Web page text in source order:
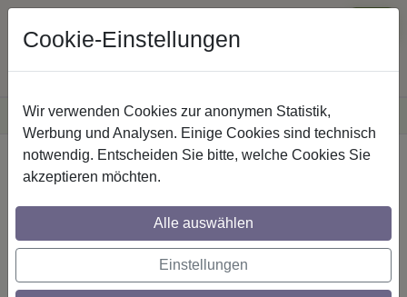
VersandkostenfreieLieferung innerhalb Deutschlands
Sichere Zahlung
Startseite Innenlaufstangen Aluminium / Metall
Gardinenstangen mit Innenlauf aus
Aluminium / Metall in 20 mm Ø, 1-läufig,
Modell SONIUS - Savio Weiß / Schwarz
Cookie-Einstellungen
Wir verwenden Cookies zur anonymen Statistik,
Werbung und Analysen. Einige Cookies sind technisch
notwendig. Entscheiden Sie bitte, welche Cookies Sie
akzeptieren möchten.
Alle auswählen
Einstellungen